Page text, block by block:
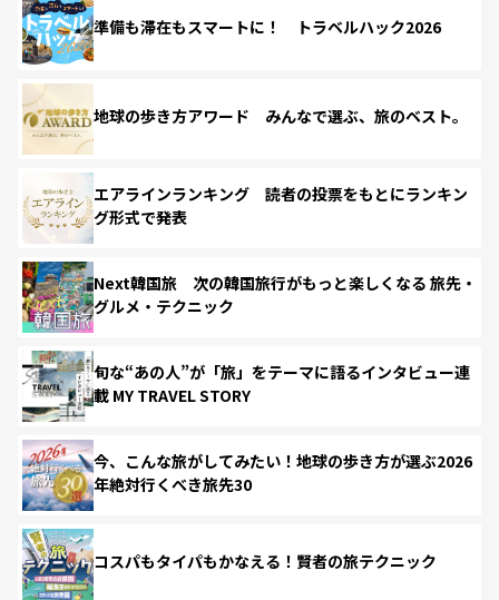
準備も滞在もスマートに！ トラベルハック2026
地球の歩き方アワード みんなで選ぶ、旅のベスト。
エアラインランキング 読者の投票をもとにランキン
グ形式で発表
Next韓国旅 次の韓国旅行がもっと楽しくなる 旅先・
グルメ・テクニック
旬な“あの人”が「旅」をテーマに語るインタビュー連
載 MY TRAVEL STORY
今、こんな旅がしてみたい！地球の歩き方が選ぶ2026
年絶対行くべき旅先30
コスパもタイパもかなえる！賢者の旅テクニック